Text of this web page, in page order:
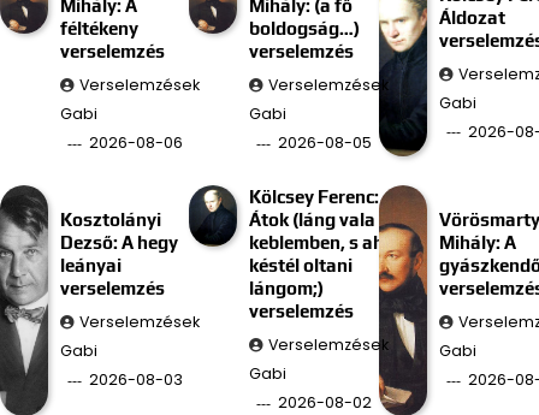
Mihály: A
féltékeny
verselemzés
Verselemzések
Gabi
2026-08-06
Mihály: (a fő
boldogság…)
verselemzés
Verselemzések
Gabi
2026-08-05
Áldozat
Gabi
2026-
Kosztolányi
Dezső: A hegy
leányai
verselemzés
Verselemzések
Gabi
2026-08-03
Kölcsey Ferenc:
Átok (láng vala
keblemben, s ah
késtél oltani
lángom;)
verselemzés
Verselemzések
Gabi
2026-08-02
Vörösmarty
Mihály: A
Gabi
2026-